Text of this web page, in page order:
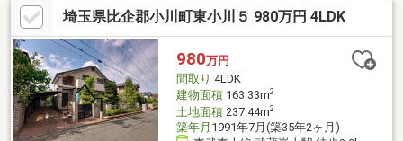
す・南、北、東から光が入り1日を通して明るい住空間・ガーデニ
ングなど楽しめる庭付き！◆周辺環境◆・セブンイレブン小川増
尾店 徒歩約8分・ウエルシア小川腰越店 徒歩約10分※幅員約
8m（詳しくは調査中）
埼玉県比企郡小川町東小川５ 980万円 4LDK
980万円
間取り 4LDK
建物面積163.33m2
土地面積237.44m2
築年月 1991年7月(築35年2ヶ月)